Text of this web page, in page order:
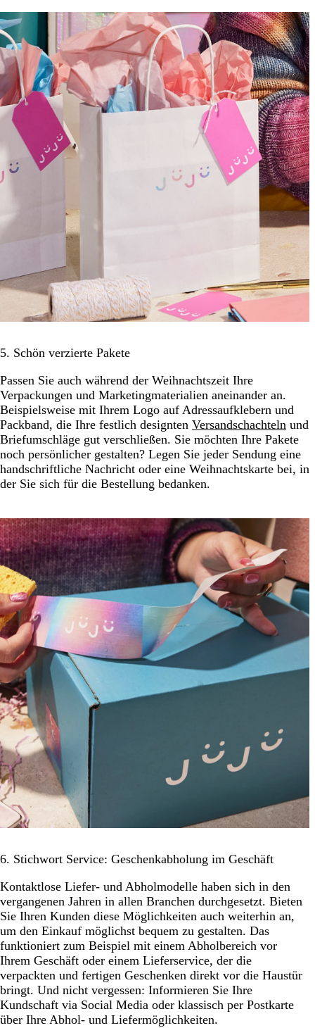
5. Schön verzierte Pakete
Passen Sie auch während der Weihnachtszeit Ihre
Verpackungen und Marketingmaterialien aneinander an.
Beispielsweise mit Ihrem Logo auf Adressaufklebern und
Packband, die Ihre festlich designten Versandschachteln und
Briefumschläge gut verschließen. Sie möchten Ihre Pakete
noch persönlicher gestalten? Legen Sie jeder Sendung eine
handschriftliche Nachricht oder eine Weihnachtskarte bei, in
der Sie sich für die Bestellung bedanken.
6. Stichwort Service: Geschenkabholung im Geschäft
Kontaktlose Liefer- und Abholmodelle haben sich in den
vergangenen Jahren in allen Branchen durchgesetzt. Bieten
Sie Ihren Kunden diese Möglichkeiten auch weiterhin an,
um den Einkauf möglichst bequem zu gestalten. Das
funktioniert zum Beispiel mit einem Abholbereich vor
Ihrem Geschäft oder einem Lieferservice, der die
verpackten und fertigen Geschenken direkt vor die Haustür
bringt. Und nicht vergessen: Informieren Sie Ihre
Kundschaft via Social Media oder klassisch per Postkarte
über Ihre Abhol- und Liefermöglichkeiten.